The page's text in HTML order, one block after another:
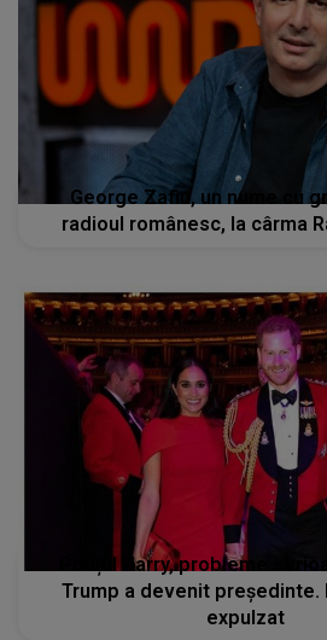
George Zafiu, un nume cu
radioul românesc, la cârma
Prințul Harry, probleme
Trump a devenit președinte.
expulzat